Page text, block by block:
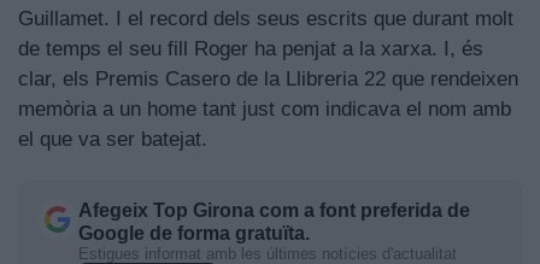
Guillamet. I el record dels seus escrits que durant molt
de temps el seu fill Roger ha penjat a la xarxa. I, és
clar, els Premis Casero de la Llibreria 22 que rendeixen
memòria a un home tant just com indicava el nom amb
el que va ser batejat.
Afegeix Top Girona com a font preferida de
Google de forma gratuïta.
Estigues informat amb les últimes notícies d'actualitat